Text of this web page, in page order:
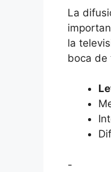
La
la
boca de
-